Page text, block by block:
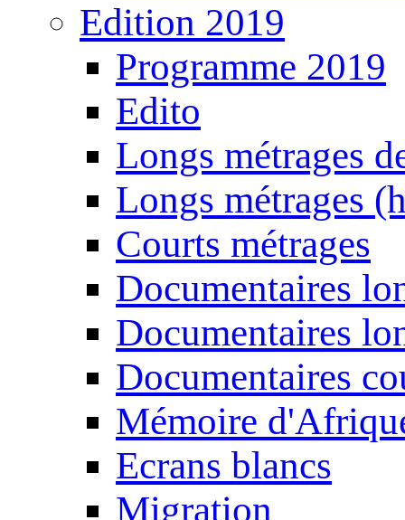
Edition 2019
Programme 2019
Edito
Longs métrages
Longs métrages
Courts métrages
Documentaires
Documentaires
Documentaires
Mémoire
Ecrans blancs
Migration